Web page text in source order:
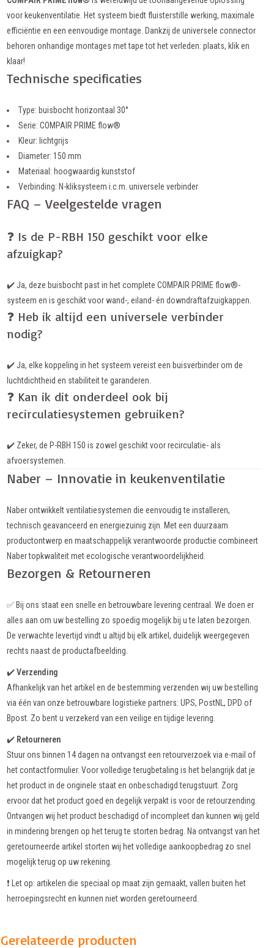
voor keukenventilatie. Het systeem biedt fluisterstille werking, maximale
efficiëntie en een eenvoudige montage. Dankzij de universele connector
behoren onhandige montages met tape tot het verleden: plaats, klik en
klaar!
Technische specificaties
Type: buisbocht horizontaal 30°
Serie: COMPAIR PRIME flow®
Kleur: lichtgrijs
Diameter: 150 mm
Materiaal: hoogwaardig kunststof
Verbinding: N-kliksysteem i.c.m. universele verbinder
FAQ – Veelgestelde vragen
❓ Is de P-RBH 150 geschikt voor elke
afzuigkap?
✔️ Ja, deze buisbocht past in het complete COMPAIR PRIME flow®-
systeem en is geschikt voor wand-, eiland- én downdraftafzuigkappen.
❓ Heb ik altijd een universele verbinder
nodig?
✔️ Ja, elke koppeling in het systeem vereist een buisverbinder om de
luchtdichtheid en stabiliteit te garanderen.
❓ Kan ik dit onderdeel ook bij
recirculatiesystemen gebruiken?
✔️ Zeker, de P-RBH 150 is zowel geschikt voor recirculatie- als
afvoersystemen.
Naber – Innovatie in keukenventilatie
Naber ontwikkelt ventilatiesystemen die eenvoudig te installeren,
technisch geavanceerd en energiezuinig zijn. Met een duurzaam
productontwerp en maatschappelijk verantwoorde productie combineert
Naber topkwaliteit met ecologische verantwoordelijkheid.
Bezorgen & Retourneren
✅ Bij ons staat een snelle en betrouwbare levering centraal. We doen er
alles aan om uw bestelling zo spoedig mogelijk bij u te laten bezorgen.
De verwachte levertijd vindt u altijd bij elk artikel, duidelijk weergegeven
rechts naast de productafbeelding.
✔️Verzending
Afhankelijk van het artikel en de bestemming verzenden wij uw bestelling
via één van onze betrouwbare logistieke partners: UPS, PostNL, DPD of
Bpost. Zo bent u verzekerd van een veilige en tijdige levering.
✔️ Retourneren
Stuur ons binnen 14 dagen na ontvangst een retourverzoek via e-mail of
het contactformulier. Voor volledige terugbetaling is het belangrijk dat je
het product in de originele staat en onbeschadigd terugstuurt. Zorg
ervoor dat het product goed en degelijk verpakt is voor de retourzending.
Ontvangen wij het product beschadigd of incompleet dan kunnen wij geld
in mindering brengen op het terug te storten bedrag. Na ontvangst van het
geretourneerde artikel storten wij het volledige aankoopbedrag zo snel
mogelijk terug op uw rekening.
❗ Let op: artikelen die speciaal op maat zijn gemaakt, vallen buiten het
herroepingsrecht en kunnen niet worden geretourneerd.
Gerelateerde producten